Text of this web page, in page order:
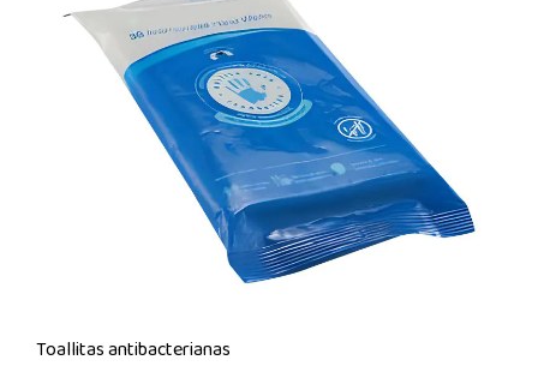
Toallitas antibacterianas